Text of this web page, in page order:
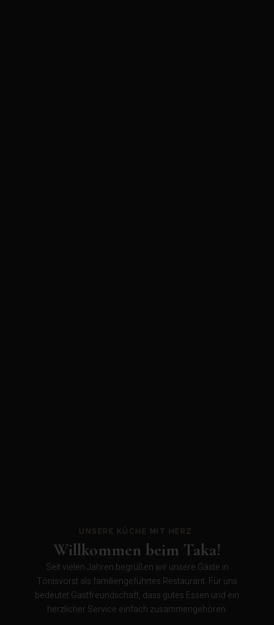
UNSERE KÜCHE MIT HERZ.
Willkommen beim Taka!
Seit vielen Jahren begrüßen wir unsere Gäste in
Tönisvorst als familiengeführtes Restaurant. Für uns
bedeutet Gastfreundschaft, dass gutes Essen und ein
herzlicher Service einfach zusammengehören.